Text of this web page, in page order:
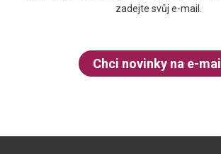
zadejte svůj e-mail.
Chci novinky na e-mail